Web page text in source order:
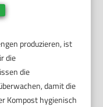
produzieren, ist
die
die
damit die
Kompost hygienisch